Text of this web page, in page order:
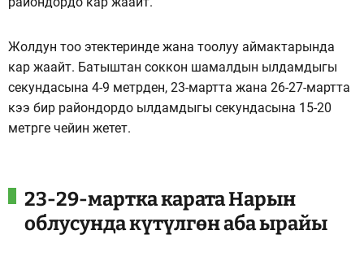
Жолдун тоо этектеринде жана тоолуу аймактарында
кар жаайт. Батыштан соккон шамалдын ылдамдыгы
секундасына 4-9 метрден, 23-мартта жана 26-27-мартта
кээ бир райондордо ылдамдыгы секундасына 15-20
метрге чейин жетет.
23-29-мартка карата Нарын
облусунда күтүлгөн аба ырайы